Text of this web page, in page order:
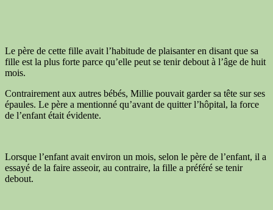
Le père de cette fille avait l’habitude de plaisanter en disant que sa
fille est la plus forte parce qu’elle peut se tenir debout à l’âge de huit
mois.
Contrairement aux autres bébés, Millie pouvait garder sa tête sur ses
épaules. Le père a mentionné qu’avant de quitter l’hôpital, la force
de l’enfant était évidente.
Lorsque l’enfant avait environ un mois, selon le père de l’enfant, il a
essayé de la faire asseoir, au contraire, la fille a préféré se tenir
debout.